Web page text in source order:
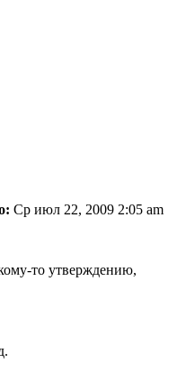
Ср июл 22, 2009 2:05 am
то утверждению,